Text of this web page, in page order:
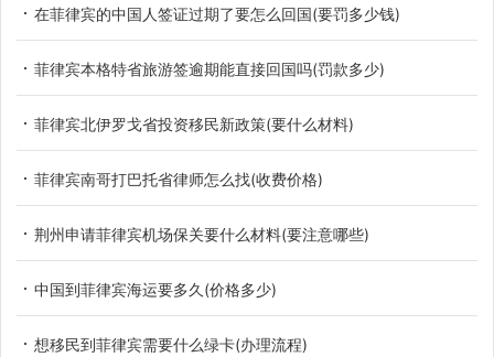
在菲律宾的中国人签证过期了要怎么回国(要罚多少钱)
菲律宾本格特省旅游签逾期能直接回国吗(罚款多少)
菲律宾北伊罗戈省投资移民新政策(要什么材料)
菲律宾南哥打巴托省律师怎么找(收费价格)
荆州申请菲律宾机场保关要什么材料(要注意哪些)
中国到菲律宾海运要多久(价格多少)
想移民到菲律宾需要什么绿卡(办理流程)